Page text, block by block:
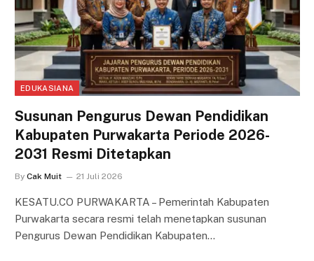
EDUKASIANA
Susunan Pengurus Dewan Pendidikan
Kabupaten Purwakarta Periode 2026-
2031 Resmi Ditetapkan
By Cak Muit 21 Juli 2026
KESATU.CO PURWAKARTA – Pemerintah Kabupaten
Purwakarta secara resmi telah menetapkan susunan
Pengurus Dewan Pendidikan Kabupaten…